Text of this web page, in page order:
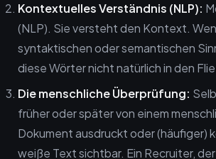
Kontextuelles Verständnis (NLP):
(NLP). Sie versteht den Kontext.
syntaktischen oder semantischen
diese Wörter nicht natürlich in den
Die menschliche Überprüfung:
früher oder später von einem
Dokument ausdruckt oder (häufiger)
weiße Text sichtbar. Ein Recruiter,